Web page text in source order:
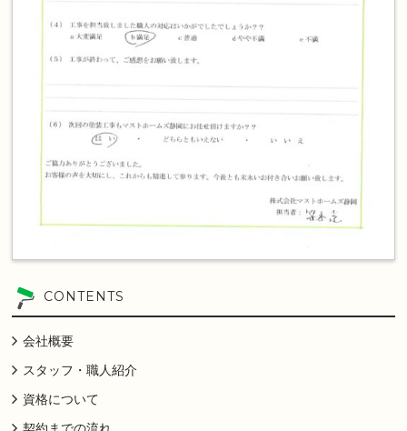
CONTENTS
会社概要
スタッフ・職人紹介
資格について
契約までの流れ